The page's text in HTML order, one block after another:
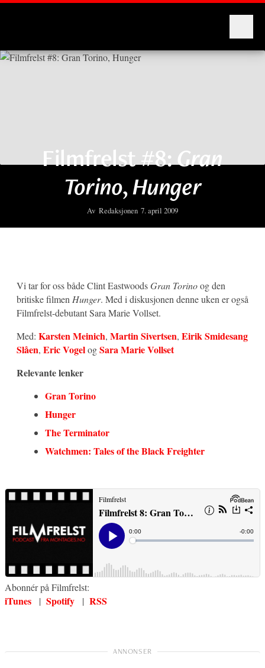
Filmfrelst #8:Gran
Torino,Hunger
Av Redaksjonen 7. april 2009
Vi tar for oss både Clint EastwoodsGran Torinoog den
britiske filmen Hunger. Med i diskusjonen denne uken er også
Filmfrelst-debutant Sara Marie Vollset.
Med: Karsten Meinich, Martin Sivertsen, Eirik Smidesang
Slåen, Eric VogelogSara Marie Vollset
Relevante lenker
Gran Torino
Hunger
The Terminator
Watchmen: Tales of the Black Freighter
Abonnér på Filmfrelst:
iTunes | Spotify | RSS